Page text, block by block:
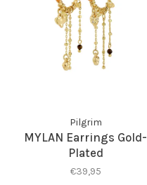
Pilgrim
MYLAN Earrings Gold-
Plated
€39,95